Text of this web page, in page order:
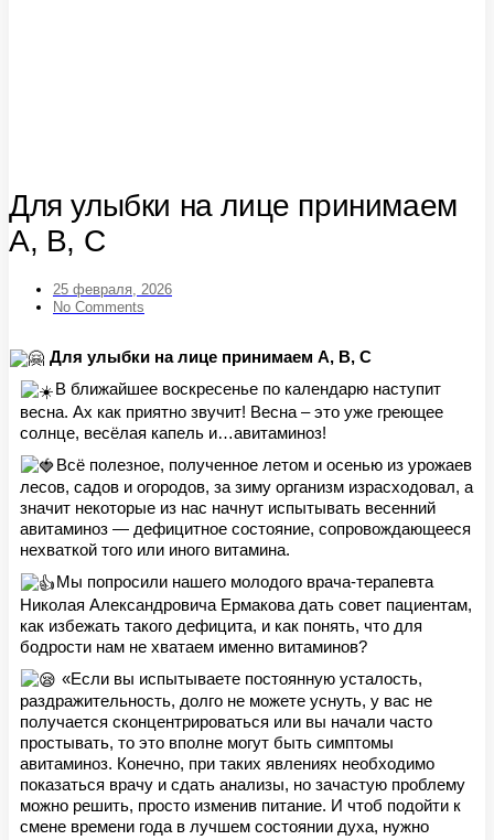
Для улыбки на лице принимаем
А, В, С
25 февраля, 2026
No Comments
Для улыбки на лице принимаем А, В, С
В ближайшее воскресенье по календарю наступит
весна. Ах как приятно звучит! Весна – это уже греющее
солнце, весёлая капель и…авитаминоз!
Всё полезное, полученное летом и осенью из урожаев
лесов, садов и огородов, за зиму организм израсходовал, а
значит некоторые из нас начнут испытывать весенний
авитаминоз — дефицитное состояние, сопровождающееся
нехваткой того или иного витамина.
Мы попросили нашего молодого врача-терапевта
Николая Александровича Ермакова дать совет пациентам,
как избежать такого дефицита, и как понять, что для
бодрости нам не хватаем именно витаминов?
«Если вы испытываете постоянную усталость,
раздражительность, долго не можете уснуть, у вас не
получается сконцентрироваться или вы начали часто
простывать, то это вполне могут быть симптомы
авитаминоз. Конечно, при таких явлениях необходимо
показаться врачу и сдать анализы, но зачастую проблему
можно решить, просто изменив питание. И чтоб подойти к
смене времени года в лучшем состоянии духа, нужно